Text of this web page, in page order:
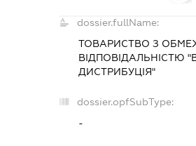
dossier.fullName:
ТОВАРИСТВО З
ВІДПОВІДАЛЬНІСТЮ
ДИСТРИБУЦІЯ"
dossier.opfSubType:
-